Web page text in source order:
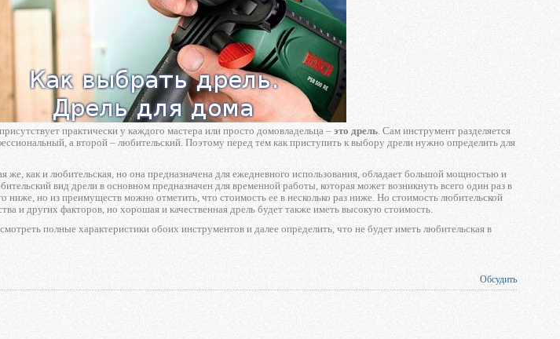
практически у каждого мастера или просто домовладельца – это дрель. Сам инструмент разделяется
а второй – любительский. Поэтому перед тем как приступить к выбору дрели нужно определить для
же, как и любительская, но она предназначена для ежедневного использования, обладает большой мощностью и
вид дрели в основном предназначен для временной работы, которая может возникнуть всего один раз в
ниже, но из преимуществ можно отметить, что стоимость ее в несколько раз ниже. Но стоимость любительской
и других факторов, но хорошая и качественная дрель будет также иметь высокую стоимость.
полные характеристики обоих инструментов и далее определить, что не будет иметь любительская в
Обсудить